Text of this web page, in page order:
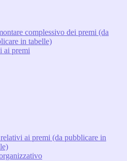
complessivo dei premi (da
in tabelle)
ai premi
ai premi (da pubblicare in